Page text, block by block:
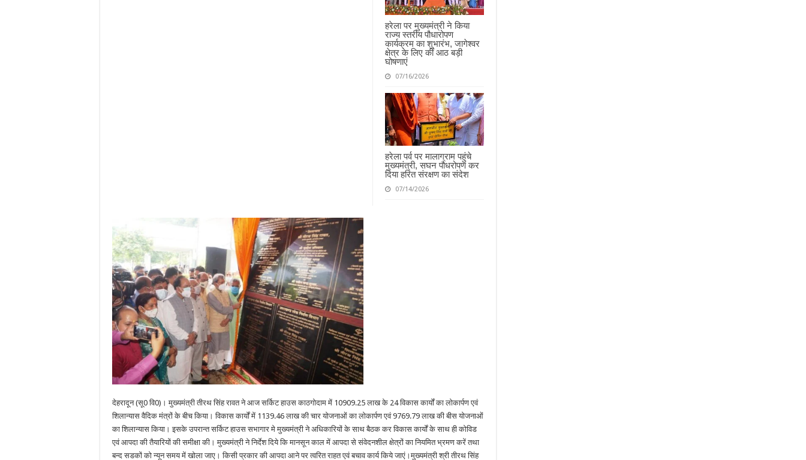
हरेला पर मुख्यमंत्री ने किया
राज्य स्तरीय पौधारोपण
कार्यक्रम का शुभारंभ, जागेश्वर
क्षेत्र के लिए कीं आठ बड़ी
घोषणाएं
07/16/2026
हरेला पर्व पर मालाग्राम पहुंचे
मुख्यमंत्री, सघन पौधरोपण कर
दिया हरित संरक्षण का संदेश
07/14/2026
देहरादून (सू0 वि0)। मुख्यमंत्री तीरथ सिंह रावत ने आज सर्किट हाउस काठगोदाम में 10909.25 लाख के 24 विकास कार्यों का लोकार्पण एवं
शिलान्यास वैदिक मंत्रों के बीच किया। विकास कार्यों में 1139.46 लाख की चार योजनाओं का लोकार्पण एवं 9769.79 लाख की बीस योजनाओं
का शिलान्यास किया। इसके उपरान्त सर्किट हाउस सभागार मे मुख्यमंत्री ने अधिकारियों के साथ बैठक कर विकास कार्यों के साथ ही कोविड
एवं आपदा की तैयारियों की समीक्षा की। मुख्यमंत्री ने निर्देश दिये कि मानसून काल में आपदा से संवेदनशील क्षेत्रों का नियमित भ्रमण करें तथा
बन्द सडकों को न्यून समय में खोला जाए। किसी प्रकार की आपदा आने पर त्वरित राहत एवं बचाव कार्य किये जाएं।मुख्यमंत्री श्री तीरथ सिंह